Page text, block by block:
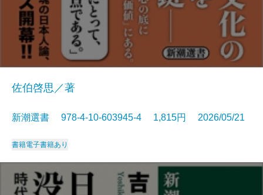
佐伯啓思／著
新潮選書 978-4-10-603945-4 1,815円 2026/05/21
書籍電子書籍あり